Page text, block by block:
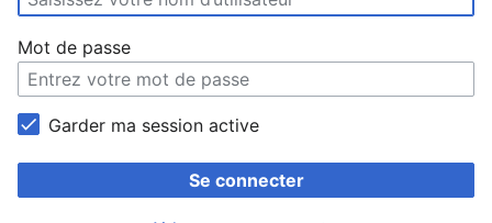
Mot de passe
Garder ma session active
Se connecter